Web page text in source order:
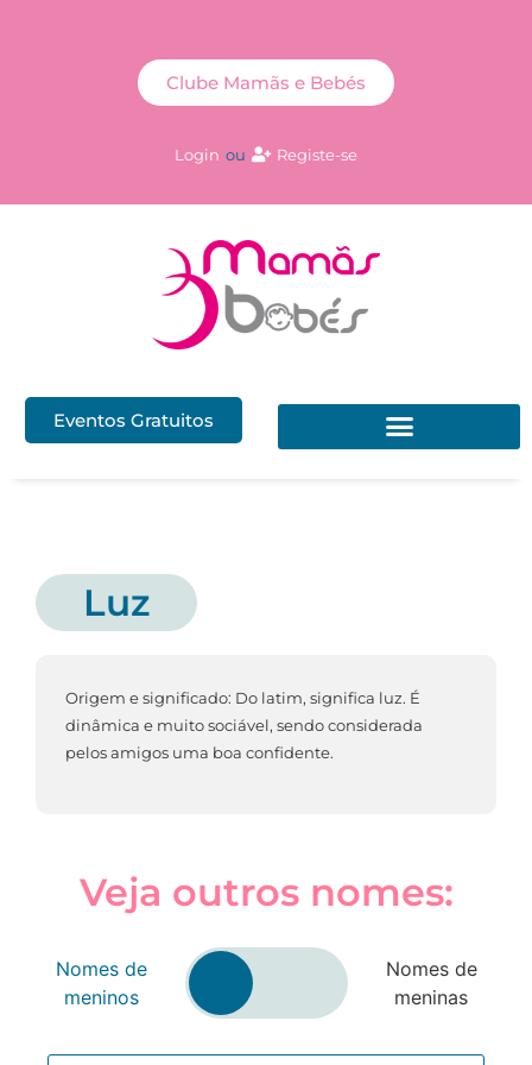
Login ou Registe-se
Clube Mamãs e Bebés
Eventos Gratuitos
Luz
Origem e significado: Do latim, significa luz. É
dinâmica e muito sociável, sendo considerada
pelos amigos uma boa confidente.
Veja outros nomes:
Nomes de
meninos
Nomes de
meninas